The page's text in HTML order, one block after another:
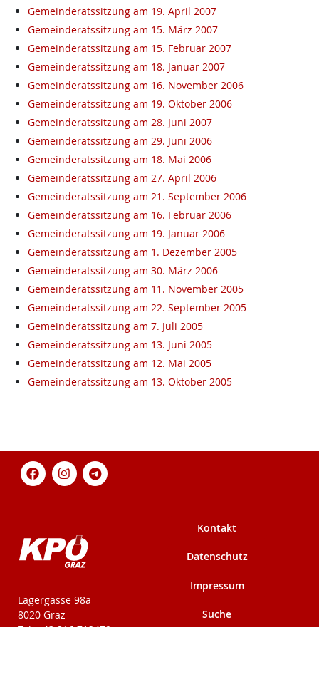
Gemeinderatssitzung am 19. April 2007
Gemeinderatssitzung am 15. März 2007
Gemeinderatssitzung am 15. Februar 2007
Gemeinderatssitzung am 18. Januar 2007
Gemeinderatssitzung am 16. November 2006
Gemeinderatssitzung am 19. Oktober 2006
Gemeinderatssitzung am 28. Juni 2007
Gemeinderatssitzung am 29. Juni 2006
Gemeinderatssitzung am 18. Mai 2006
Gemeinderatssitzung am 27. April 2006
Gemeinderatssitzung am 21. September 2006
Gemeinderatssitzung am 16. Februar 2006
Gemeinderatssitzung am 19. Januar 2006
Gemeinderatssitzung am 1. Dezember 2005
Gemeinderatssitzung am 30. März 2006
Gemeinderatssitzung am 11. November 2005
Gemeinderatssitzung am 22. September 2005
Gemeinderatssitzung am 7. Juli 2005
Gemeinderatssitzung am 13. Juni 2005
Gemeinderatssitzung am 12. Mai 2005
Gemeinderatssitzung am 13. Oktober 2005
KPÖ-Steiermark
Lagergasse 98a
8020 Graz
Tel: +43 316 712479
Kontakt
Datenschutz
Impressum
Suche